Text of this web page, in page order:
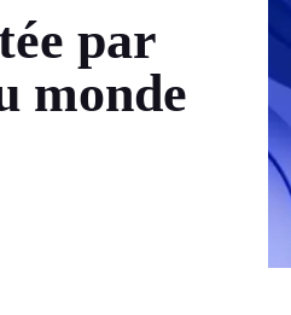
par
monde